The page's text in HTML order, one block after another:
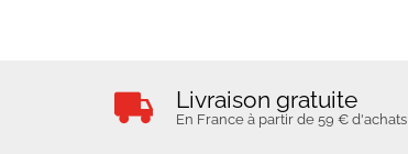
Livraison gratuite
En France à partir de 59 € d'achats